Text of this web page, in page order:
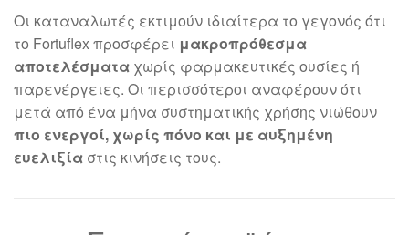
Οι καταναλωτές εκτιμούν ιδιαίτερα το γεγονός ότι
το Fortuflex προσφέρει μακροπρόθεσμα
αποτελέσματα χωρίς φαρμακευτικές ουσίες ή
παρενέργειες. Οι περισσότεροι αναφέρουν ότι
μετά από ένα μήνα συστηματικής χρήσης νιώθουν
πιο ενεργοί, χωρίς πόνο και με αυξημένη
ευελιξία στις κινήσεις τους.